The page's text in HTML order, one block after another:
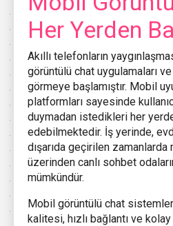
Her Yerden
Akıllı telefonların
görüntülü chat uygulamaları
görmeye başlamıştır. Mobil
platformları sayesinde
duymadan istedikleri her
edebilmektedir. İş yerinde,
dışarıda geçirilen
üzerinden canlı sohbet
mümkündür.
Mobil görüntülü chat
kalitesi, hızlı bağlantı ve